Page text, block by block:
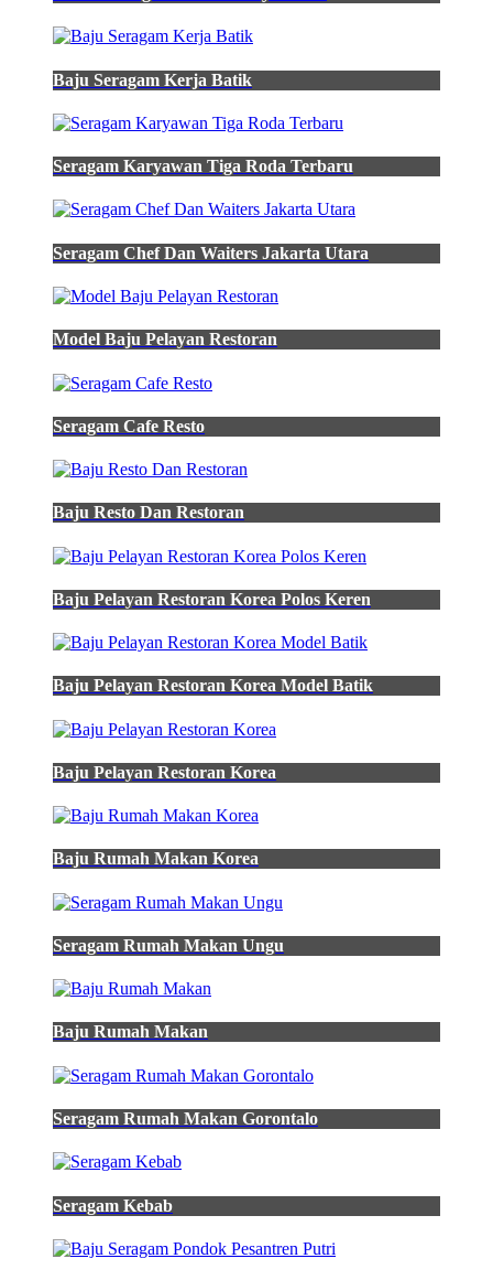
Almamater
Jersey
Benar
Kemeja
Pdh
Merah
Maroon
Pdh
Biru
Baju
Polos
Png
Dark
Khaki
Apa
Warna
Emas
Batik
Smp
2023
Indonesia
Baju
Lapangan
Batik
Anak
Desain
Olahraga
Desain
Olahraga
Sekolah
Desain
Jersey
Merah
Hitam
Baju Seragam Kerja Batik
Seragam Karyawan Tiga Roda Terbaru
Seragam Chef Dan Waiters Jakarta Utara
Model Baju Pelayan Restoran
Seragam Cafe Resto
Baju Resto Dan Restoran
Baju Pelayan Restoran Korea Polos Keren
Baju Pelayan Restoran Korea Model Batik
Baju Pelayan Restoran Korea
Baju Rumah Makan Korea
Seragam Rumah Makan Ungu
Baju Rumah Makan
Seragam Rumah Makan Gorontalo
Seragam Kebab